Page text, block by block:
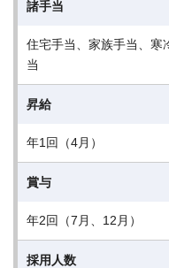
諸手当
住宅手当、家族手当、寒
当
昇給
年1回（4月）
賞与
年2回（7月、12月）
採用人数